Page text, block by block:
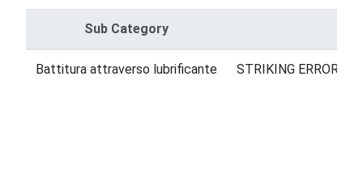
Sub Category
Battitura attraverso lubrificante STRIKING ERRORS